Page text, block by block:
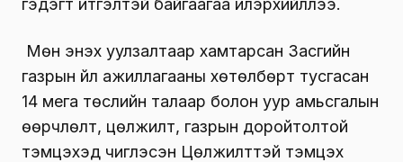
Мөн энэхүү уулзалтаар хамтарсан Засгийн
газрын үйл ажиллагааны хөтөлбөрт тусгасан
14 мега төслийн талаар болон уур амьсгалын
өөрчлөлт, цөлжилт, газрын доройтолтой
тэмцэхэд чиглэсэн Цөлжилттэй тэмцэх